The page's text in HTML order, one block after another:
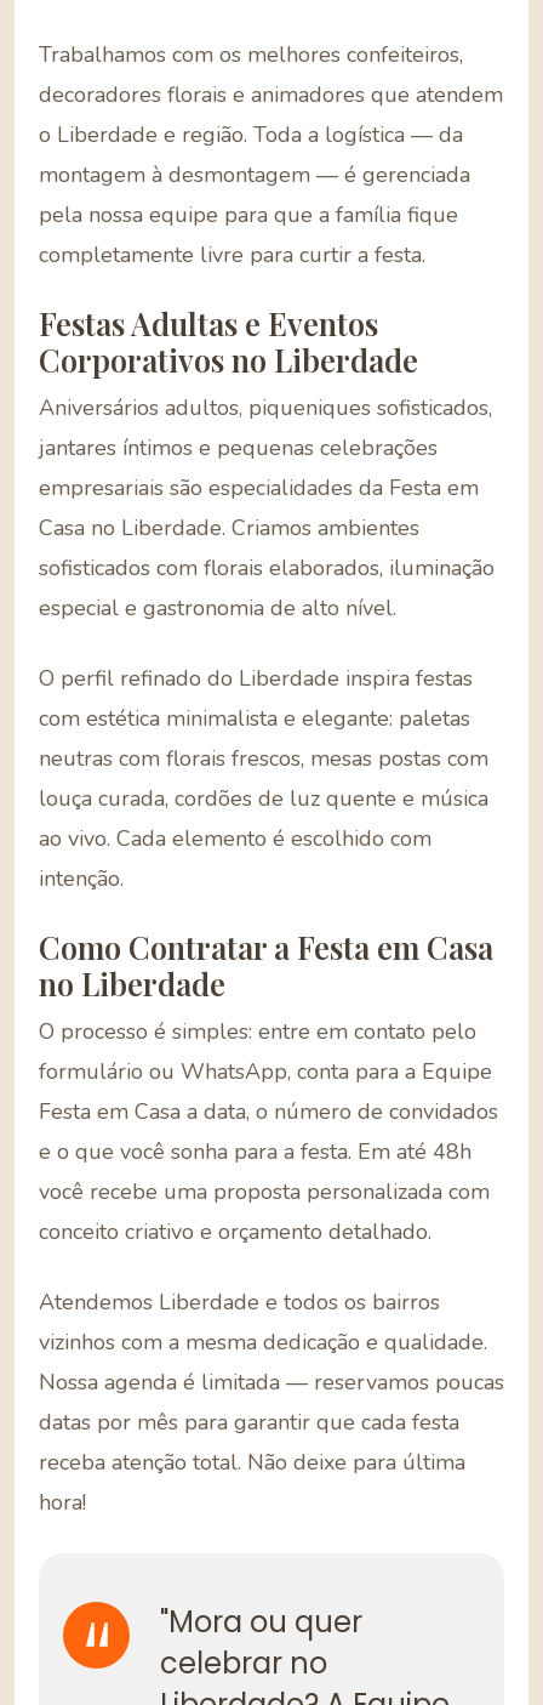
Trabalhamos com os melhores confeiteiros,
decoradores florais e animadores que atendem
o Liberdade e região. Toda a logística — da
montagem à desmontagem — é gerenciada
pela nossa equipe para que a família fique
completamente livre para curtir a festa.
Festas Adultas e Eventos
Corporativos no Liberdade
Aniversários adultos, piqueniques sofisticados,
jantares íntimos e pequenas celebrações
empresariais são especialidades da Festa em
Casa no Liberdade. Criamos ambientes
sofisticados com florais elaborados, iluminação
especial e gastronomia de alto nível.
O perfil refinado do Liberdade inspira festas
com estética minimalista e elegante: paletas
neutras com florais frescos, mesas postas com
louça curada, cordões de luz quente e música
ao vivo. Cada elemento é escolhido com
intenção.
Como Contratar a Festa em Casa
no Liberdade
O processo é simples: entre em contato pelo
formulário ou WhatsApp, conta para a Equipe
Festa em Casa a data, o número de convidados
e o que você sonha para a festa. Em até 48h
você recebe uma proposta personalizada com
conceito criativo e orçamento detalhado.
Atendemos Liberdade e todos os bairros
vizinhos com a mesma dedicação e qualidade.
Nossa agenda é limitada — reservamos poucas
datas por mês para garantir que cada festa
receba atenção total. Não deixe para última
hora!
"Mora ou quer
celebrar no